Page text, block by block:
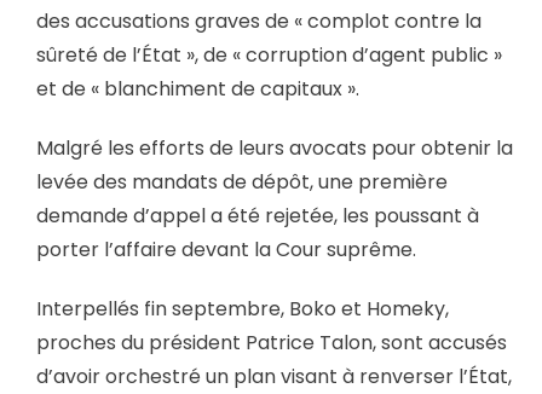
des accusations graves de « complot contre la
sûreté de l’État », de « corruption d’agent public »
et de « blanchiment de capitaux ».
Malgré les efforts de leurs avocats pour obtenir la
levée des mandats de dépôt, une première
demande d’appel a été rejetée, les poussant à
porter l’affaire devant la Cour suprême.
Interpellés fin septembre, Boko et Homeky,
proches du président Patrice Talon, sont accusés
d’avoir orchestré un plan visant à renverser l’État,